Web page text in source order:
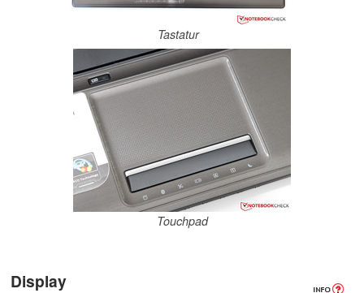
Tastatur
Touchpad
Display